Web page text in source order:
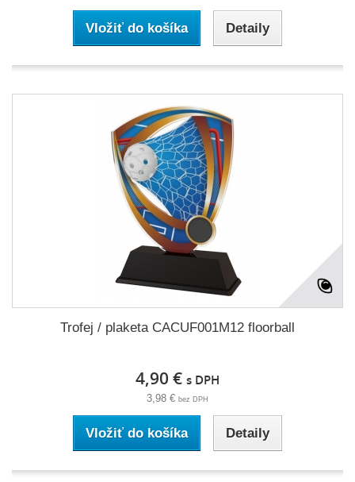
Vložiť do košíka Detaily
Trofej / plaketa CACUF001M12 floorball
4,90 € s DPH
3,98 € bez DPH
Vložiť do košíka Detaily